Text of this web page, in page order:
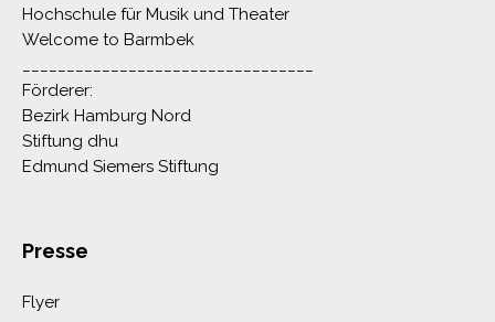
Hochschule für Musik und Theater
Welcome to Barmbek
Förderer:
Bezirk Hamburg Nord
Stiftung dhu
Edmund Siemers Stiftung
Presse
Flyer